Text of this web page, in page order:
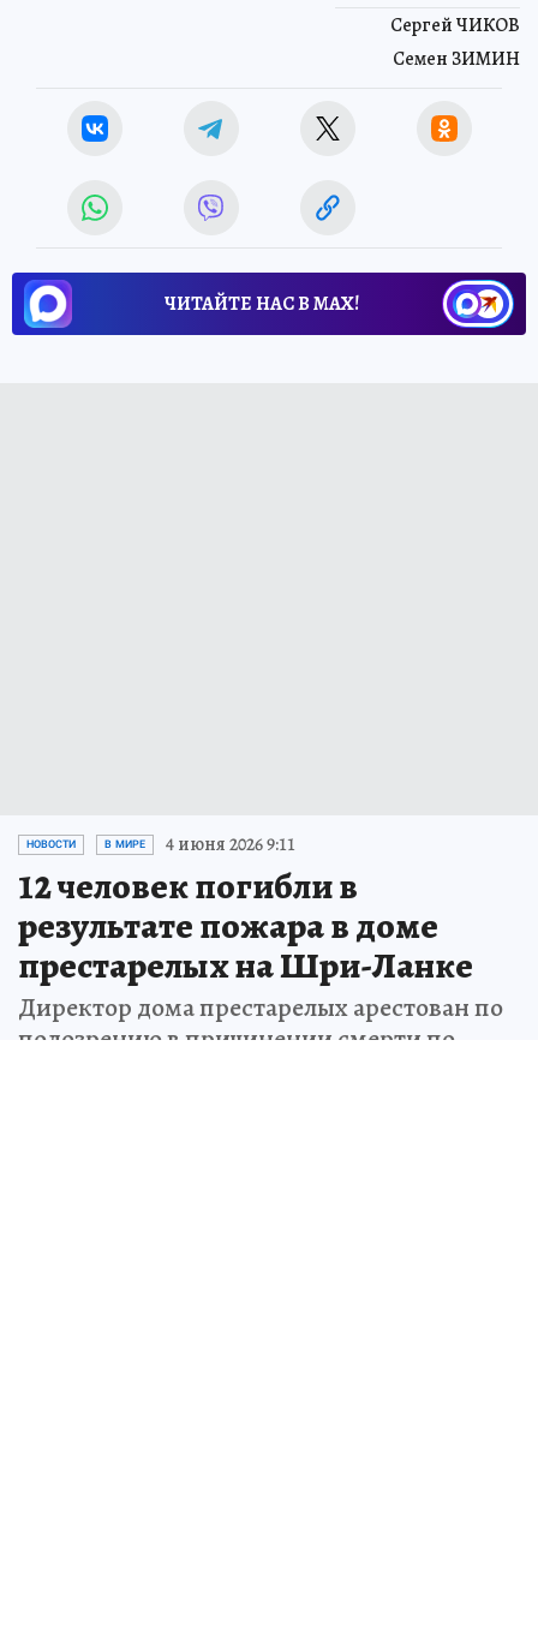
Сергей ЧИКОВ
Семен ЗИМИН
ЧИТАЙТЕ НАС В МАХ!
НОВОСТИ В МИРЕ 4 июня 2026 9:11
12 человек погибли в
результате пожара в доме
престарелых на Шри-Ланке
Директор дома престарелых арестован по
подозрению в причинении смерти по